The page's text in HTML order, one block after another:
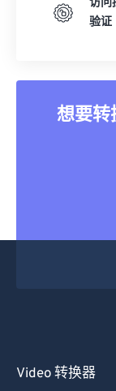
访问
验证
想要转
Video 转换器